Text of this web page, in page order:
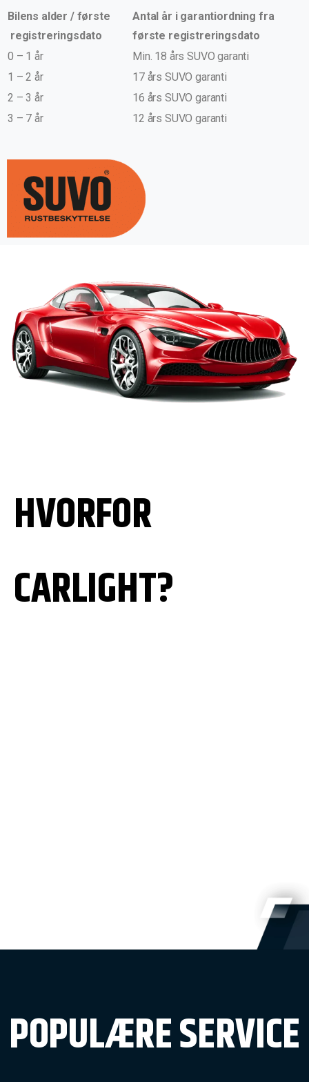
Bilens alder / første
registreringsdato
Antal år i garantiordning fra
første registreringsdato
0 – 1 år
Min. 18 års SUVO garanti
1 – 2 år
17 års SUVO garanti
2 – 3 år
16 års SUVO garanti
3 – 7 år
12 års SUVO garanti
HVORFOR
CARLIGHT?
POPULÆRE SERVICE